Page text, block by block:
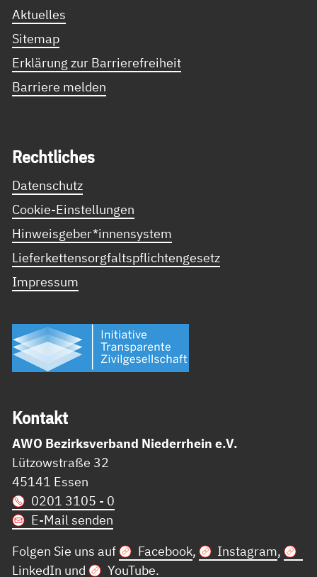
Aktuelles
Sitemap
Erklärung zur Barrierefreiheit
Barriere melden
Recht­li­ches
Datenschutz
Cookie-Einstellungen
Hinweisgeber*innensystem
Lieferkettensorgfaltspflichtengesetz
Impressum
Kon­takt
AWO Bezirksverband Niederrhein e.V.
Lützowstraße 32
45141 Essen
0201 3105 - 0
E-Mail senden
Folgen Sie uns auf
Facebook, Instagram,
LinkedIn und YouTube.